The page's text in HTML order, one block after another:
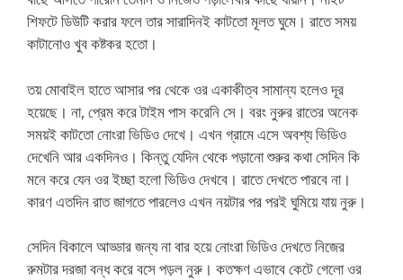
শিফটে ডিউটি করার ফলে তার সারাদিনই কাটতো মূলত ঘুমে। রাতে সময়
কাটানোও খুব কষ্টকর হতো।
তয় মোবাইল হাতে আসার পর থেকে ওর একাকীত্ব সামান্য হলেও দূর
হয়েছে। না, প্রেম করে টাইম পাস করেনি সে। বরং নুরুর রাতের অনেক
সময়ই কাটতো নোংরা ভিডিও দেখে। এখন গ্রামে এসে অবশ্য ভিডিও
দেখেনি আর একদিনও। কিন্তু যেদিন থেকে পড়ানো শুরুর কথা সেদিন কি
মনে করে যেন ওর ইচ্ছা হলো ভিডিও দেখবে। রাতে দেখতে পারবে না।
কারণ এতদিন রাত জাগতে পারলেও এখন নয়টার পর পরই ঘুমিয়ে যায় নুরু।
সেদিন বিকালে আড্ডার জন্য না বার হয়ে নোংরা ভিডিও দেখতে নিজের
রুমটার দরজা বন্ধ করে বসে পড়ল নুরু। কতক্ষণ এভাবে কেটে গেলো ওর